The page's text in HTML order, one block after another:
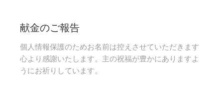
献金のご報告
個人情報保護のためお名前は控えさせていただきます
心より感謝いたします。主の祝福が豊かにありますよ
うにお祈りしています。